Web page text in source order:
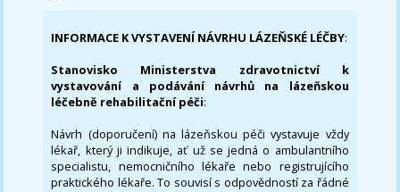
INFORMACE K VYSTAVENÍ NÁVRHU LÁZEŇSKÉ LÉČBY:
Stanovisko Ministerstva zdravotnictví k
vystavování a podávání návrhů na lázeňskou
léčebně rehabilitační péči:
Návrh (doporučení) na lázeňskou péči vystavuje vždy
lékař, který ji indikuje, ať už se jedná o ambulantního
specialistu, nemocničního lékaře nebo registrujícího
praktického lékaře. To souvisí s odpovědností za řádné